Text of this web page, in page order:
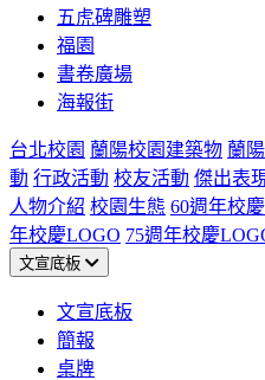
五虎碑雕塑
福園
書卷廣場
海報街
台北校園 蘭陽校園建築物 蘭
動 行政活動 校友活動 傑出表
人物介紹 校園生態 60週年校
年校慶LOGO 75週年校慶
文宣底板
文宣底板
簡報
桌牌